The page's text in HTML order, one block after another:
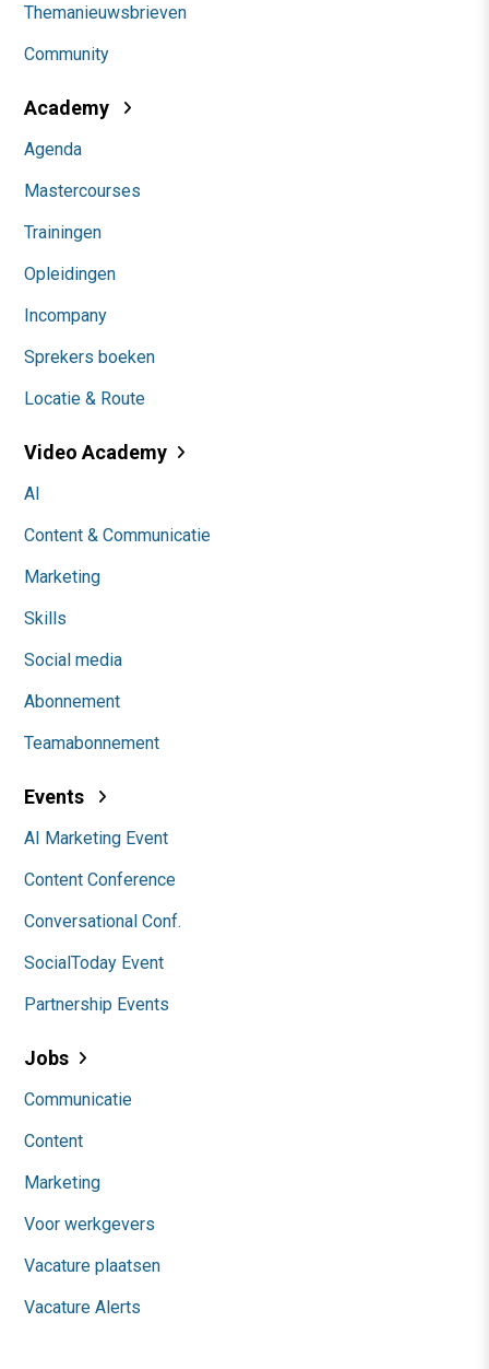
Themanieuwsbrieven
Community
Academy
Agenda
Mastercourses
Trainingen
Opleidingen
Incompany
Sprekers boeken
Locatie & Route
Video Academy
AI
Content & Communicatie
Marketing
Skills
Social media
Abonnement
Teamabonnement
Events
AI Marketing Event
Content Conference
Conversational Conf.
SocialToday Event
Partnership Events
Jobs
Communicatie
Content
Marketing
Voor werkgevers
Vacature plaatsen
Vacature Alerts